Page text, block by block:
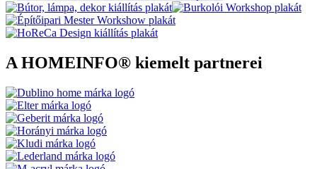
A HOMEINFO® kiemelt partnerei